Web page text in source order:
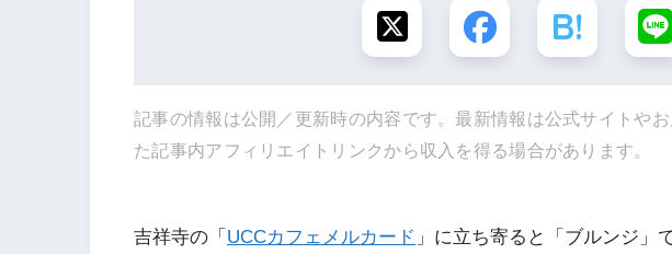
記事の情報は公開／更新時の内容です。最新情報は公式サイトや
た記事内アフィリエイトリンクから収入を得る場合があります。
吉祥寺の「 UCCカフェメルカード 」に立ち寄ると「ブルンジ」